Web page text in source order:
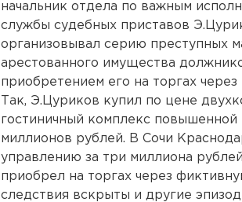
начальник отдела по важным
службы судебных приставов
организовывал серию преступных
арестованного имущества
приобретением его на торгах
Так, Э.Цуриков купил по цене
гостиничный комплекс
миллионов рублей. В Сочи
управлению за три миллиона
приобрел на торгах через
следствия вскрыты и другие